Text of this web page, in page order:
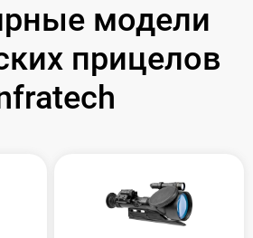
модели
прицелов